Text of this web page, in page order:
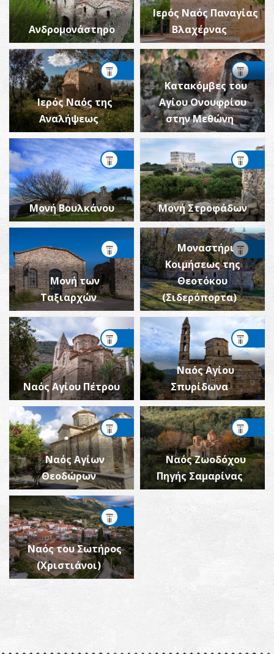
Ανδρομονάστηρο
Ιερός Ναός Παναγίας
Βλαχέρνας
Ιερός Ναός της
Αναλήψεως
Κατακόμβες του
Αγίου Ονουφρίου
στην Μεθώνη
Μονή Βουλκάνου Μονή Στροφάδων
Μονή των
Ταξιαρχών
Μοναστήρι
Κοιμήσεως της
Θεοτόκου
(Σιδερόπορτα)
Ναός Αγίου Πέτρου
Ναός Αγίου
Σπυρίδωνα
Ναός Αγίων
Θεοδώρων
Ναός Ζωοδόχου
Πηγής Σαμαρίνας
Ναός του Σωτήρος
(Χριστιάνοι)